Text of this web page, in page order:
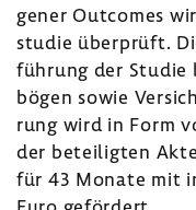
gener Outcomes
studie über­prüft.
füh­rung der
bögen sowie
rung wird in Form
der betei­ligten
für 43 Monate mit